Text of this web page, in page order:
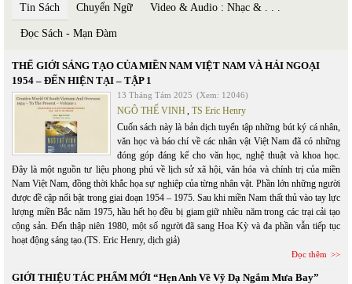
Tin Sách Chuyển Ngữ Video & Audio : Nhạc & . . .
Đọc Sách - Mạn Đàm
THẾ GIỚI SÁNG TẠO CỦA MIỀN NAM VIỆT NAM VÀ HẢI NGOẠI
1954 – ĐẾN HIỆN TẠI – TẬP 1
13 Tháng Tám 2025 (Xem: 12046)
NGÔ THẾ VINH, TS Eric Henry
Cuốn sách này là bản dịch tuyển tập những bút ký cá nhân,
văn học và báo chí về các nhân vật Việt Nam đã có những
đóng góp đáng kể cho văn học, nghệ thuật và khoa học.
Đây là một nguồn tư liệu phong phú về lịch sử xã hội, văn hóa và chính trị của miền
Nam Việt Nam, đồng thời khắc họa sự nghiệp của từng nhân vật. Phần lớn những người
được đề cập nổi bật trong giai đoạn 1954 – 1975. Sau khi miền Nam thất thủ vào tay lực
lượng miền Bắc năm 1975, hầu hết họ đều bị giam giữ nhiều năm trong các trại cải tạo
cộng sản. Đến thập niên 1980, một số người đã sang Hoa Kỳ và đa phần vẫn tiếp tục
hoạt động sáng tạo.(TS. Eric Henry, dịch giả)
Đọc thêm
GIỚI THIỆU TÁC PHẨM MỚI “Hẹn Anh Về Vỹ Dạ Ngắm Mưa Bay”